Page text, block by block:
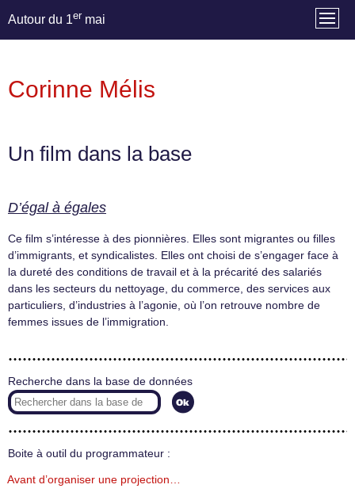
Autour du 1er mai
Corinne Mélis
Un film dans la base
D’égal à égales
Ce film s’intéresse à des pionnières. Elles sont migrantes ou filles
d’immigrants, et syndicalistes. Elles ont choisi de s’engager face à
la dureté des conditions de travail et à la précarité des salariés
dans les secteurs du nettoyage, du commerce, des services aux
particuliers, d’industries à l’agonie, où l’on retrouve nombre de
femmes issues de l’immigration.
Recherche dans la base de données
Boite à outil du programmateur :
Avant d’organiser une projection…